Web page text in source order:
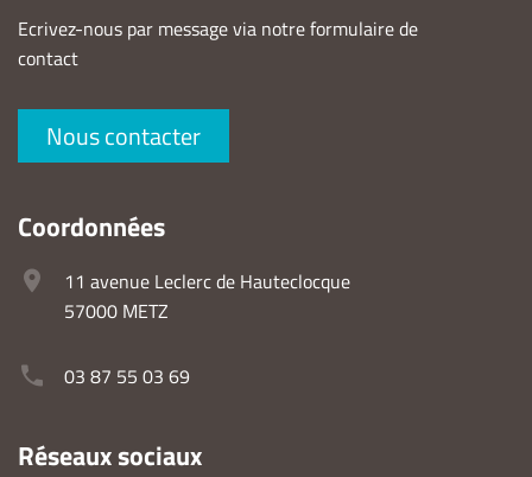
Ecrivez-nous par message via notre formulaire de
contact
Nous contacter
Coordonnées
11 avenue Leclerc de Hauteclocque
57000 METZ
03 87 55 03 69
Réseaux sociaux